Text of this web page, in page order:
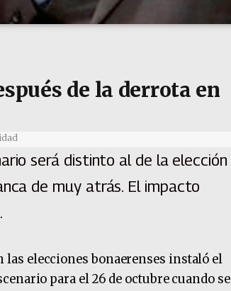
de la derrota en
será distinto al de la elección
de muy atrás. El impacto
las elecciones bonaerenses instaló el
para el 26 de octubre cuando se